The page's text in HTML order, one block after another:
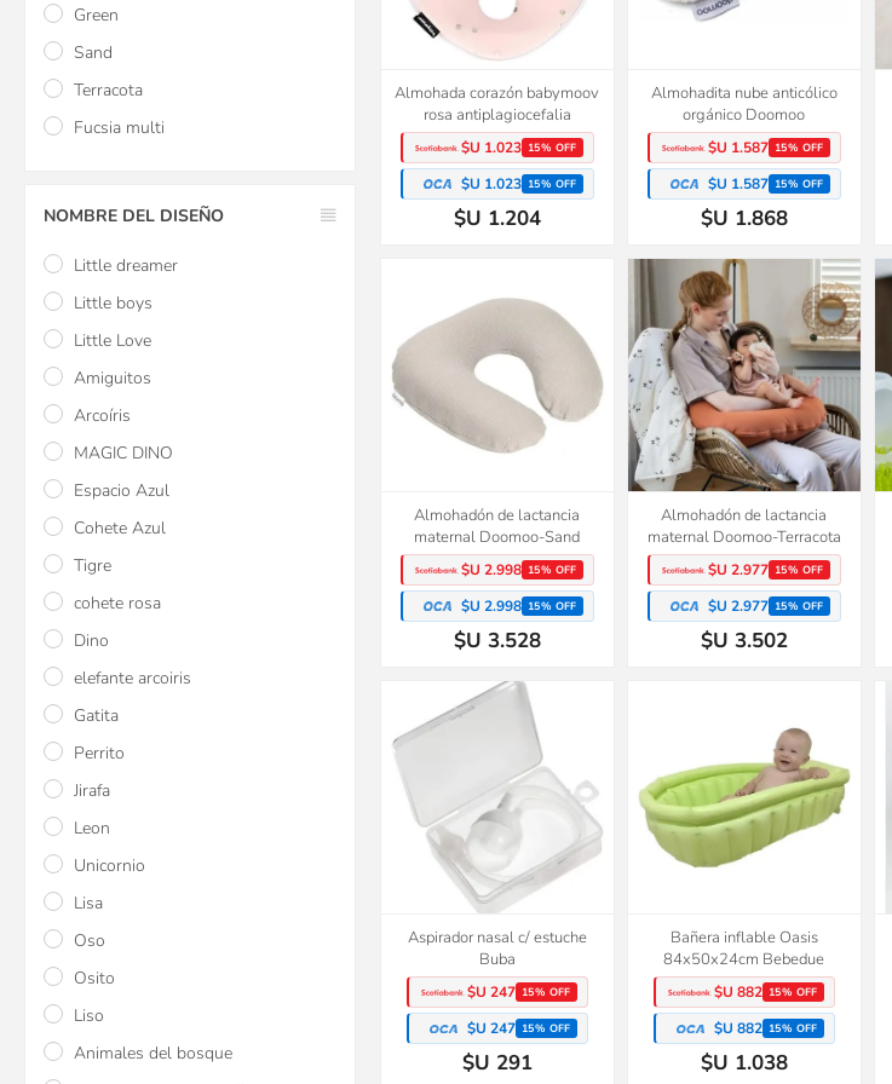
Almohada corazón babymoov
rosa antiplagiocefalia
$U 1.023 15% OFF
$U 1.023 15% OFF
$U 1.204
Almohadita nube anticólico
orgánico Doomoo
$U 1.587 15% OFF
$U 1.587 15% OFF
$U 1.868
Almohadón de lactancia
maternal Doomoo-Sand
$U 2.998 15% OFF
$U 2.998 15% OFF
$U 3.528
Almohadón de lactancia
maternal Doomoo-Terracota
$U 2.977 15% OFF
$U 2.977 15% OFF
$U 3.502
Aspirador nasal c/ estuche
Buba
$U 247 15% OFF
$U 247 15% OFF
$U 291
Bañera inflable Oasis
84x50x24cm Bebedue
$U 882 15% OFF
$U 882 15% OFF
$U 1.038
Green
Sand
Terracota
Fucsia multi
NOMBRE DEL DISEÑO
Little dreamer
Little boys
Little Love
Amiguitos
Arcoíris
MAGIC DINO
Espacio Azul
Cohete Azul
Tigre
cohete rosa
Dino
elefante arcoiris
Gatita
Perrito
Jirafa
Leon
Unicornio
Lisa
Oso
Osito
Liso
Animales del bosque